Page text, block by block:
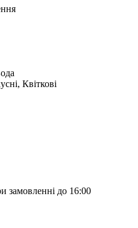
Квіткові
замовленні до 16:00